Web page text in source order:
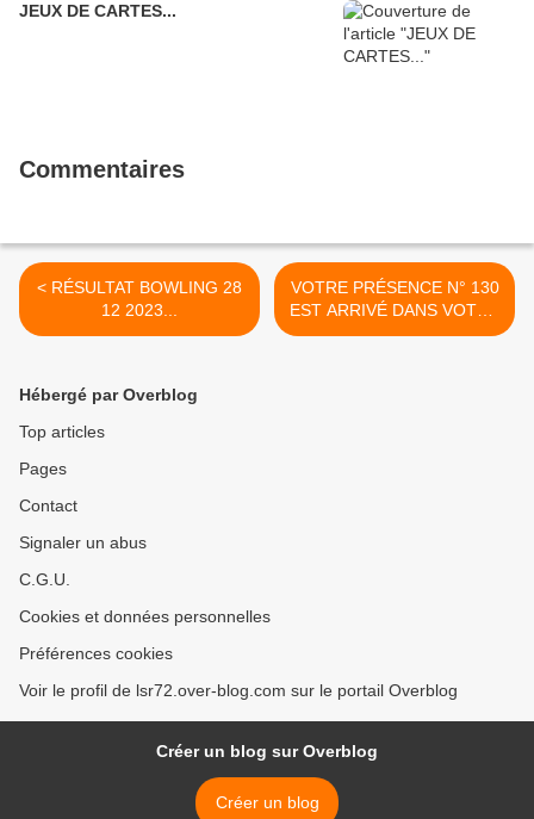
JEUX DE CARTES...
Commentaires
< RÉSULTAT BOWLING 28
12 2023...
VOTRE PRÉSENCE N° 130
EST ARRIVÉ DANS VOTRE
BOITE À LETTRES… >
Hébergé par Overblog
Top articles
Pages
Contact
Signaler un abus
C.G.U.
Cookies et données personnelles
Préférences cookies
Voir le profil de lsr72.over-blog.com sur le portail Overblog
Créer un blog sur Overblog
Créer un blog